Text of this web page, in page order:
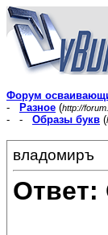
Форум
-
Разное (http://
- - Образы букв (
владомиръ
Ответ: